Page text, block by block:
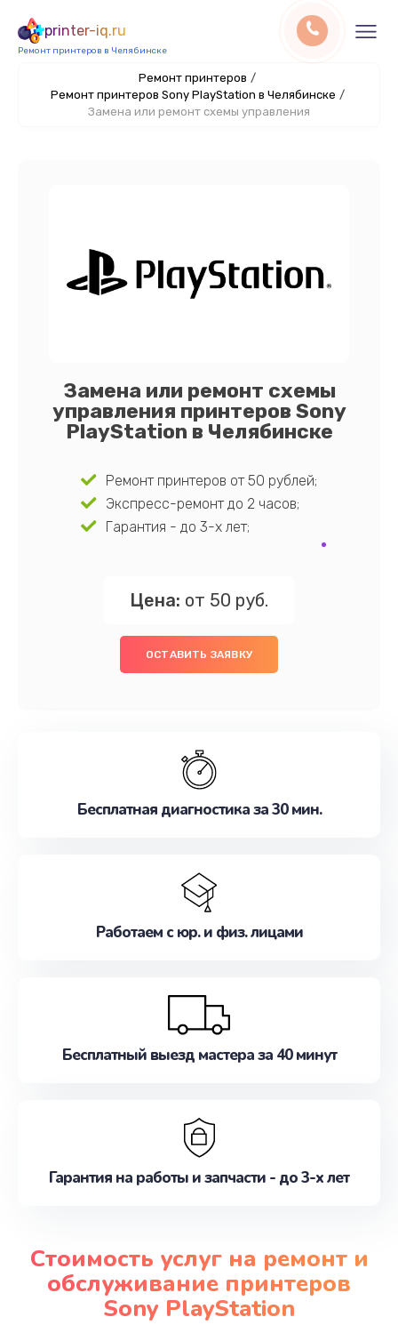
printer-iq.ru
Ремонт принтеров в Челябинске
Ремонт принтеров /
Ремонт принтеров Sony PlayStation в Челябинске /
Замена или ремонт схемы управления
Замена или ремонт схемы
управления принтеров Sony
PlayStation в Челябинске
Ремонт принтеров от 50 рублей;
Экспресс-ремонт до 2 часов;
Гарантия - до 3-х лет;
Цена: от 50 руб.
ОСТАВИТЬ ЗАЯВКУ
Бесплатная диагностика за 30 мин.
Работаем с юр. и физ. лицами
Бесплатный выезд мастера за 40 минут
Гарантия на работы и запчасти - до 3-х лет
Стоимость услуг на ремонт и
обслуживание принтеров
Sony PlayStation